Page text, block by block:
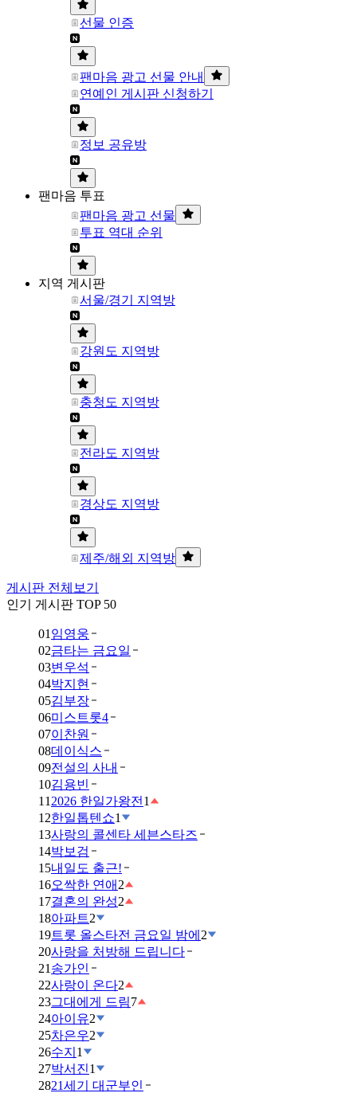
선물 인증
팬마음 광고 선물 안내
연예인 게시판 신청하기
정보 공유방
팬마음 투표
팬마음 광고 선물
투표 역대 순위
지역 게시판
서울/경기 지역방
강원도 지역방
충청도 지역방
전라도 지역방
경상도 지역방
제주/해외 지역방
게시판 전체보기
인기 게시판 TOP 50
01 임영웅
02금타는 금요일
03변우석
04박지현
05김부장
06미스트롯4
07이찬원
08데이식스
09전설의 사내
10김용빈
11 2026 한일가왕전 1
12한일톱텐쇼1
13사랑의 콜센타 세븐스타즈
14박보검
15내일도 출근!
16오싹한 연애 2
17결혼의 완성2
18아파트2
19트롯 올스타전 금요일 밤에 2
20사랑을 처방해 드립니다
21 송가인
22사랑이 온다2
23그대에게 드림7
24아이유2
25차은우2
26수지 1
27박서진1
2821세기 대군부인